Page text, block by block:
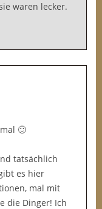
waren lecker.
🙂
tatsächlich
es hier
mal mit
die Dinger! Ich